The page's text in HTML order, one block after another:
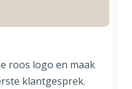
roos logo en maak
klantgesprek.